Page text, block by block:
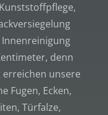
denn
unsere
Fugen, Ecken,
Türfalze,